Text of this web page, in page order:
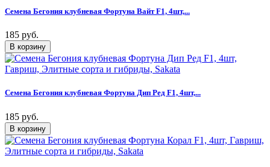
Семена Бегония клубневая Фортуна Вайт F1, 4шт,...
185 руб.
Семена Бегония клубневая Фортуна Дип Ред F1, 4шт,...
185 руб.